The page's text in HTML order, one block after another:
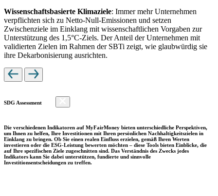
Wissenschaftsbasierte Klimaziele: Immer mehr Unternehmen
verpflichten sich zu Netto-Null-Emissionen und setzen
Zwischenziele im Einklang mit wissenschaftlichen Vorgaben zur
Unterstützung des 1,5°C-Ziels. Der Anteil der Unternehmen mit
validierten Zielen im Rahmen der SBTi zeigt, wie glaubwürdig sie
ihre Dekarbonisierung ausrichten.
SDG Assessment
Die verschiedenen Indikatoren auf MyFairMoney bieten unterschiedliche Perspektiven,
um Ihnen zu helfen, Ihre Investitionen mit Ihren persönlichen Nachhaltigkeitszielen in
Einklang zu bringen. Ob Sie einen realen Einfluss erzielen, gemäß Ihren Werten
investieren oder die ESG-Leistung bewerten möchten – diese Tools bieten Einblicke, die
auf Ihre spezifischen Ziele zugeschnitten sind. Das Verständnis des Zwecks jedes
Indikators kann Sie dabei unterstützen, fundierte und sinnvolle
Investitionsentscheidungen zu treffen.